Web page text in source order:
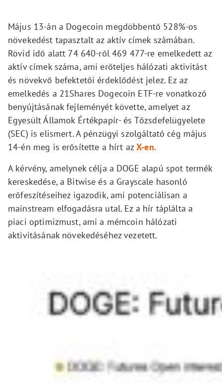
Május 13-án a Dogecoin megdöbbentő 528%-os
növekedést tapasztalt az aktív címek számában.
Rövid idő alatt 74 640-ről 469 477-re emelkedett az
aktív címek száma, ami erőteljes hálózati aktivitást
és növekvő befektetői érdeklődést jelez. Ez az
emelkedés a 21Shares Dogecoin ETF-re vonatkozó
benyújtásának fejleményét követte, amelyet az
Egyesült Államok Értékpapír- és Tőzsdefelügyelete
(SEC) is elismert. A pénzügyi szolgáltató cég május
14-én meg is erősítette a hírt azX-en.
A kérvény, amelynek célja a DOGE alapú spot termék
kereskedése, a Bitwise és a Grayscale hasonló
erőfeszítéseihez igazodik, ami potenciálisan a
mainstream elfogadásra utal. Ez a hír táplálta a
piaci optimizmust, ami a mémcoin hálózati
aktivitásának növekedéséhez vezetett.